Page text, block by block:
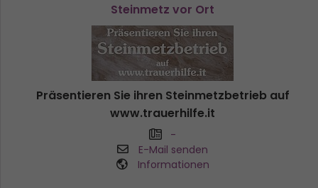
Steinmetz vor Ort
Präsentieren Sie ihren Steinmetzbetrieb auf
www.trauerhilfe.it
-
E-Mail senden
Informationen